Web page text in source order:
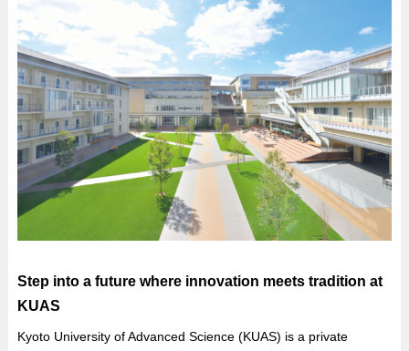
Step into a future where innovation meets tradition at
KUAS
Kyoto University of Advanced Science (KUAS) is a private